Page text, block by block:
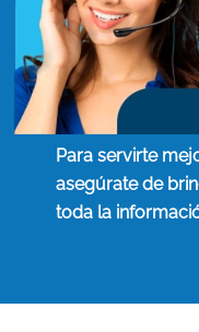
Para servirte
asegúrate de
toda la